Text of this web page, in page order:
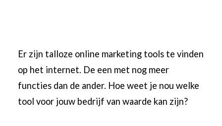
Er zijn talloze online marketing tools te vinden
op het internet. De een met nog meer
functies dan de ander. Hoe weet je nou welke
tool voor jouw bedrijf van waarde kan zijn?